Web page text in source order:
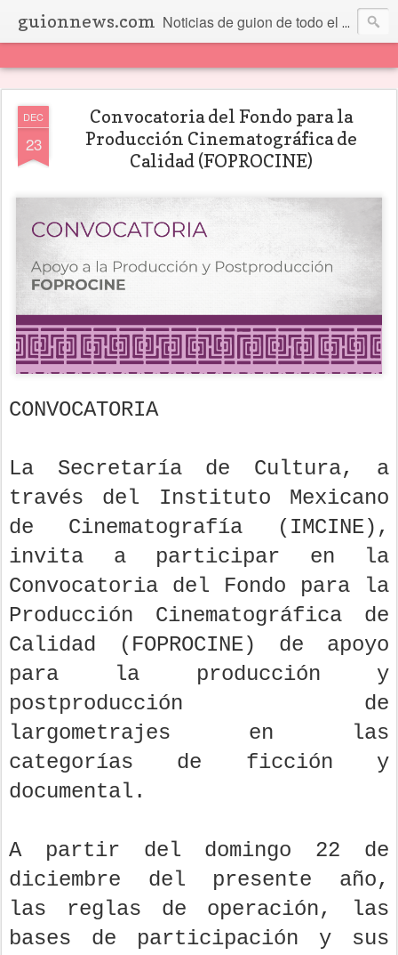
guionnews.com Noticias de guion de todo el mundo... Y más.
DEC
23
Convocatoria del Fondo para la
Producción Cinematográfica de
Calidad (FOPROCINE)
CONVOCATORIA
La Secretaría de Cultura, a
través del Instituto Mexicano
de Cinematografía (IMCINE),
invita a participar en la
Convocatoria del Fondo para la
Producción Cinematográfica de
Calidad (FOPROCINE) de apoyo
para la producción y
postproducción de
largometrajes en las
categorías de ficción y
documental.
A partir del domingo 22 de
diciembre del presente año,
las reglas de operación, las
bases de participación y sus